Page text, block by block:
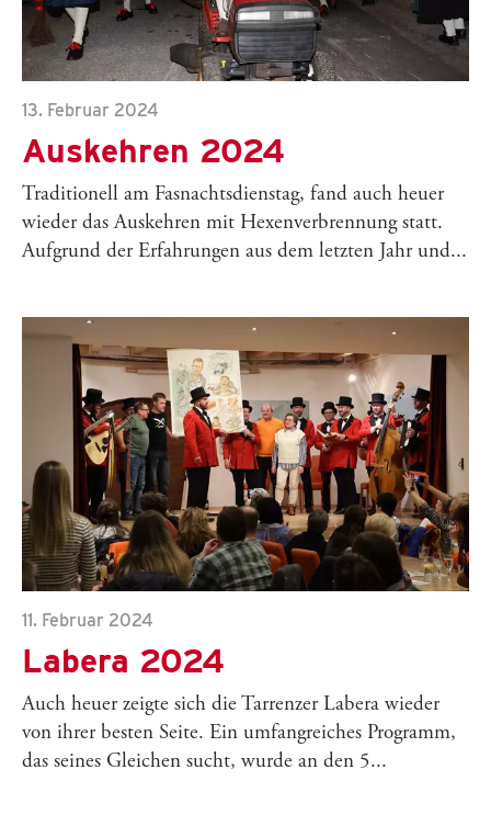
13. Februar 2024
Auskehren 2024
Traditionell am Fasnachtsdienstag, fand auch heuer
wieder das Auskehren mit Hexenverbrennung statt.
Aufgrund der Erfahrungen aus dem letzten Jahr und...
11. Februar 2024
Labera 2024
Auch heuer zeigte sich die Tarrenzer Labera wieder
von ihrer besten Seite. Ein umfangreiches Programm,
das seines Gleichen sucht, wurde an den 5...